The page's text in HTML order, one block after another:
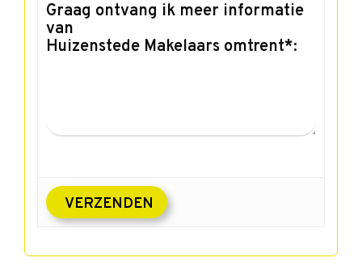
Graag ontvang ik meer informatie
van
Huizenstede Makelaars omtrent*: